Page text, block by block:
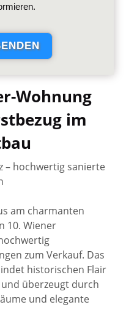
Wohnung
im
– hochwertig sanierte
am charmanten
10. Wiener
zum Verkauf. Das
historischen Flair
überzeugt durch
und elegante